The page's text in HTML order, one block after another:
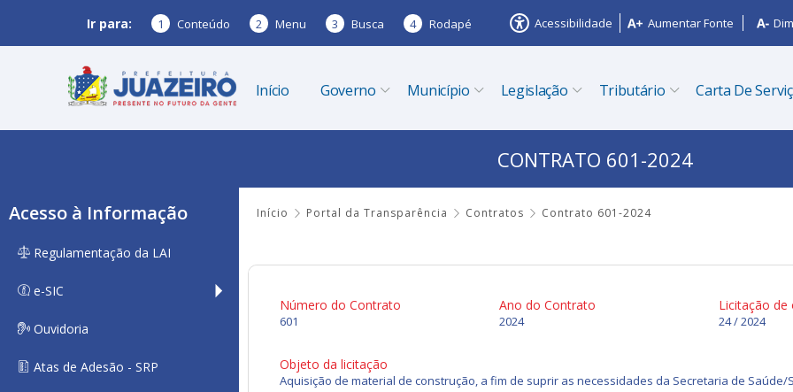
Ir para: 1 Conteúdo 2 Menu 3 Busca 4 Rodapé Acessibilidade Aumentar Fonte
Início Governo Município Legislação Tributário Carta De
CONTRATO 601-2024
Início Portal da Transparência Contratos Contrato 601-2024
Acesso à Informação
Regulamentação da LAI
e-SIC
Ouvidoria
Atas de Adesão - SRP
Número do Contrato
601
Ano do Contrato
2024
Licitação de
24 / 2024
Objeto da licitação
Aquisição de material de construção, a fim de suprir as necessidades da Secretaria de Saúde/